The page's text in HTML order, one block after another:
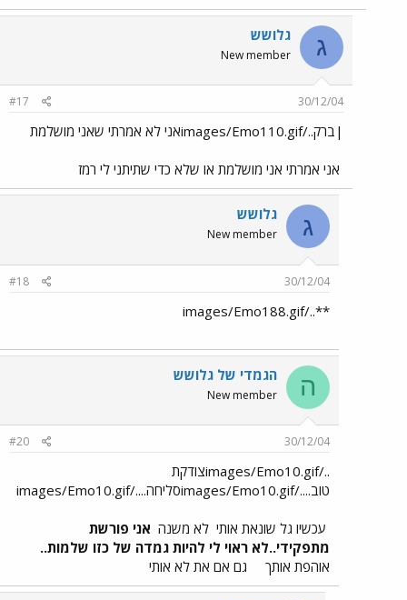
ג גלושש
New member
30/12/04
#17
|ברק../images/Emo110.gifאני לא אמרתי שאני מושלמת
אני אמרתי אני מושלמת או שלא כדי שתיתני לי רמז
ג גלושש
New member
30/12/04
#18
**../images/Emo188.gif
ה הגמדי של גלושש
New member
30/12/04
#20
../images/Emo10.gifצודקת
טוב..../images/Emo10.gifסליחה..../images/Emo10.gif
עכשיו גל שונאת אותי לא משנה אני פורשת
מתפקידי..לא ראוי לי להיות גמדה של כזו שלמות..
אוהפת אותך
גם אם את לא אותי